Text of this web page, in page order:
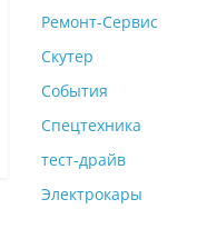
Ремонт-Сервис
Скутер
События
Спецтехника
тест-драйв
Электрокары